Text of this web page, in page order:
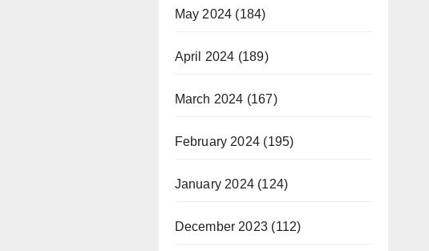
May 2024 (184)
April 2024 (189)
March 2024 (167)
February 2024 (195)
January 2024(124)
December 2023 (112)